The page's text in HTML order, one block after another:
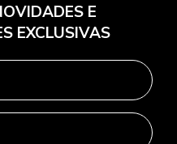
E
EXCLUSIVAS